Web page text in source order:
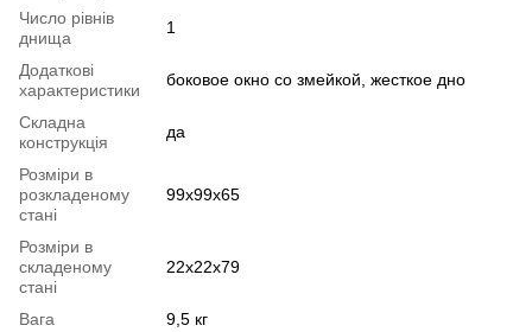
Число рівнів
днища
1
Додаткові
характеристики
боковое окно со змейкой, жесткое дно
Складна
конструкція
да
Розміри в
розкладеному
стані
99х99х65
Розміри в
складеному
стані
22х22х79
Вага
9,5 кг